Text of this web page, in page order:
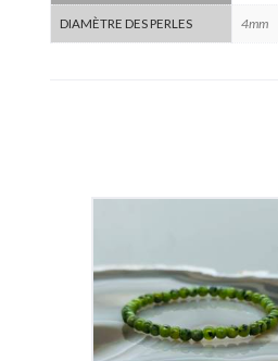
DIAMÈTRE DES PERLES 4mm
Elastique
15€